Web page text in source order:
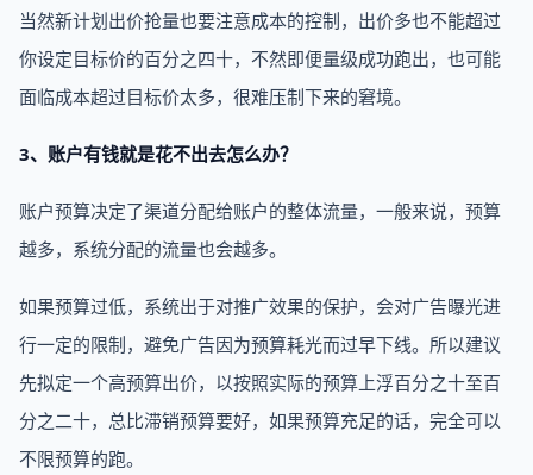
当然新计划出价抢量也要注意成本的控制，出价多也不能超过
你设定目标价的百分之四十，不然即便量级成功跑出，也可能
面临成本超过目标价太多，很难压制下来的窘境。
3、账户有钱就是花不出去怎么办？
账户预算决定了渠道分配给账户的整体流量，一般来说，预算
越多，系统分配的流量也会越多。
如果预算过低，系统出于对推广效果的保护，会对广告曝光进
行一定的限制，避免广告因为预算耗光而过早下线。所以建议
先拟定一个高预算出价，以按照实际的预算上浮百分之十至百
分之二十，总比滞销预算要好，如果预算充足的话，完全可以
不限预算的跑。